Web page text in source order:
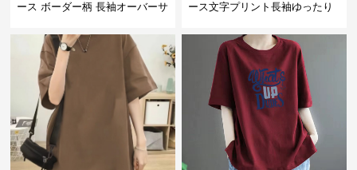
ース ボーダー柄 長袖オーバーサ
ース文字プリント長袖ゆったり